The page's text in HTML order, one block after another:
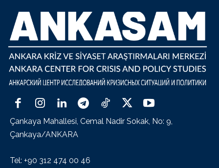
Çankaya Mahallesi, Cemal Nadir Sokak, No: 9,
Çankaya/ANKARA
Tel: +90 312 474 00 46